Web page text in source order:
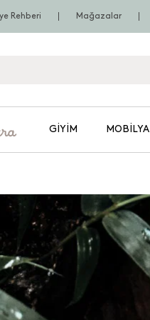
Rehberi Mağazalar
GIYIM MOBILYA